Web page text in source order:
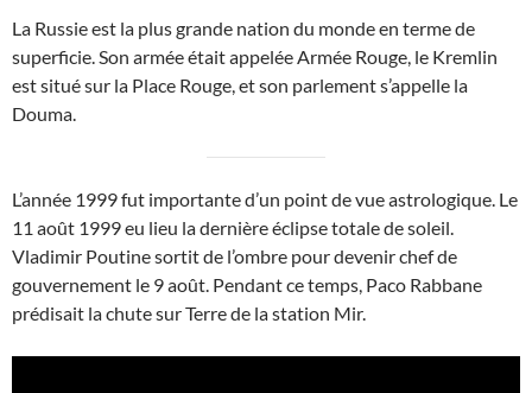
La Russie est la plus grande nation du monde en terme de
superficie. Son armée était appelée Armée Rouge, le Kremlin
est situé sur la Place Rouge, et son parlement s’appelle la
Douma.
L’année 1999 fut importante d’un point de vue astrologique. Le
11 août 1999 eu lieu la dernière éclipse totale de soleil.
Vladimir Poutine sortit de l’ombre pour devenir chef de
gouvernement le 9 août. Pendant ce temps, Paco Rabbane
prédisait la chute sur Terre de la station Mir.